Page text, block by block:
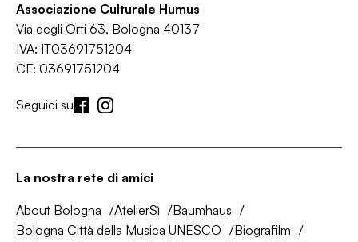
Associazione Culturale Humus
Via degli Orti 63, Bologna 40137
IVA: IT03691751204
CF: 03691751204
Seguici su
La nostra rete di amici
About Bologna AtelierSì
Baumhaus
Bologna Città della Musica UNESCO
Biografilm